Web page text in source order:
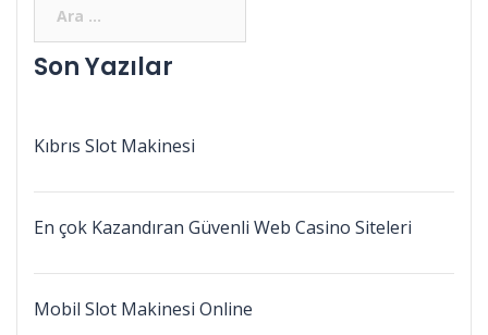
Son Yazılar
Kıbrıs Slot Makinesi
En çok Kazandıran Güvenli Web Casino Siteleri
Mobil Slot Makinesi Online